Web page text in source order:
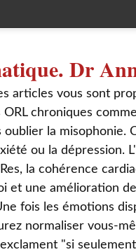
Dr
articles vous sont
chroniques
la misophonie.
ou la dépression.
la cohérence
et une amélioration
fois les émotions
normaliser vous-
"si